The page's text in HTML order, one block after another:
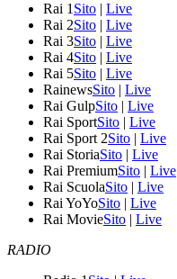
Rai 1 Sito | Live
Rai 2Sito | Live
Rai 3Sito | Live
Rai 4Sito | Live
Rai 5Sito | Live
RainewsSito | Live
Rai GulpSito | Live
Rai SportSito | Live
Rai Sport 2Sito | Live
Rai StoriaSito | Live
Rai PremiumSito | Live
Rai ScuolaSito | Live
Rai YoYoSito | Live
Rai MovieSito | Live
RADIO